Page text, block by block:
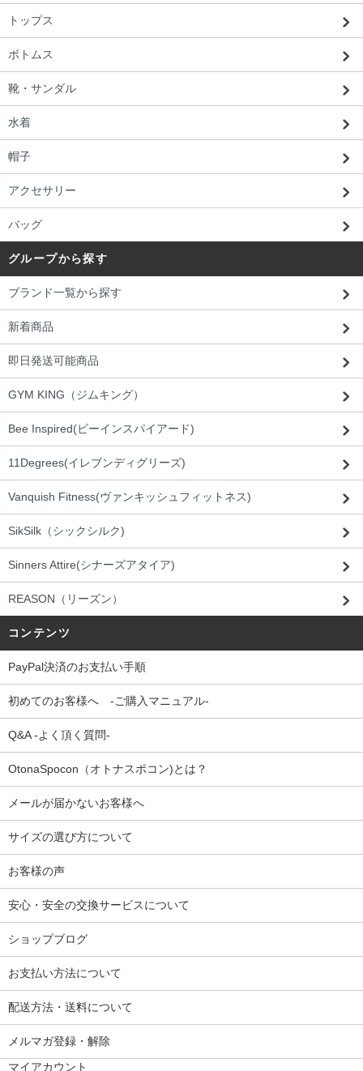
トップス
ボトムス
靴・サンダル
水着
帽子
アクセサリー
バッグ
グループから探す
ブランド一覧から探す
新着商品
即日発送可能商品
GYM KING（ジムキング）
Bee Inspired(ビーインスパイアード)
11Degrees(イレブンディグリーズ)
Vanquish Fitness(ヴァンキッシュフィットネス)
SikSilk（シックシルク)
Sinners Attire(シナーズアタイア)
REASON（リーズン）
コンテンツ
PayPal決済のお支払い手順
初めてのお客様へ -ご購入マニュアル-
Q&A -よく頂く質問-
OtonaSpocon（オトナスポコン)とは？
メールが届かないお客様へ
サイズの選び方について
お客様の声
安心・安全の交換サービスについて
ショップブログ
お支払い方法について
配送方法・送料について
メルマガ登録・解除
マイアカウント